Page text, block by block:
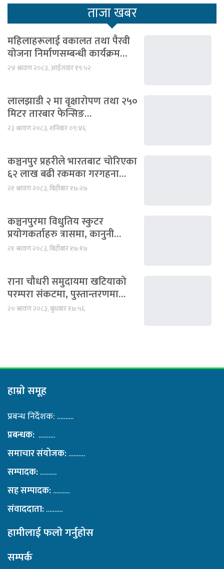
ताजा खबर
महिलाहरूलाई वकालत तथा पैरवी
योजना निर्माणसम्बन्धी कार्यक्रम…
२४ श्रावण २०८३, आईतवार १९:५२
लालझाडी २ मा वृक्षारोपण तथा २५०
मिटर तारबार फेन्सिङ…
२३ श्रावण २०८३, शनिबार ०९:४६
कञ्चनपुर प्रहरीले भारतबाट चोरिएका
६२ लाख बढी रकमका गरगहना…
२१ श्रावण २०८३, बिहीबार १७:२७
कञ्चनपुरमा विधुतिय स्कुटर
प्रयोगकर्ताहरु त्रासमा, कानुनी…
२१ श्रावण २०८३, बिहीबार १७:१७
राना चौधरी समुदायमा खटियाको
परम्परा संकटमा, पुस्तान्तरणमा…
२० श्रावण २०८३, बुधबार १७:५६
हाम्राे समूह
प्रबन्ध निर्देशक: ……….
प्रबन्धक: ……….
समाचार संयोजक:……….
सम्पादक:……….
सह सम्पादक:……….
संवाददाता:……….
हामीलाई फलाे गर्नुहाेस
सम्पर्क